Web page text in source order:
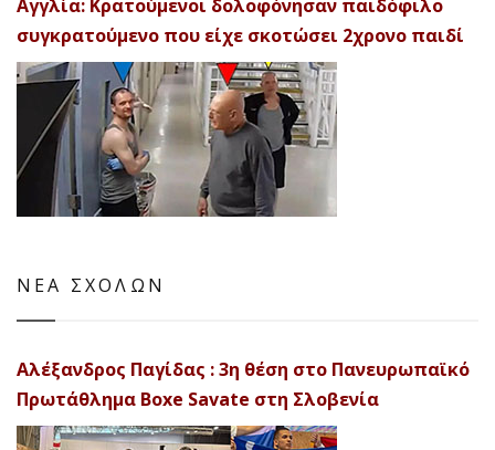
Αγγλία: Κρατούμενοι δολοφόνησαν παιδόφιλο
συγκρατούμενο που είχε σκοτώσει 2χρονο παιδί
ΝΕΑ ΣΧΟΛΩΝ
Αλέξανδρος Παγίδας : 3η θέση στο Πανευρωπαϊκό
Πρωτάθλημα Boxe Savate στη Σλοβενία